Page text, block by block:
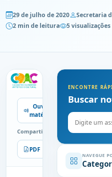
29 de julho de 2020
Secretaria
2 min de leitura
5 visualizações
Ouvir
matéria
Compartilhe
PDF Imprimir
ENCONTRE
Buscar
Digite o
NAVEGUE